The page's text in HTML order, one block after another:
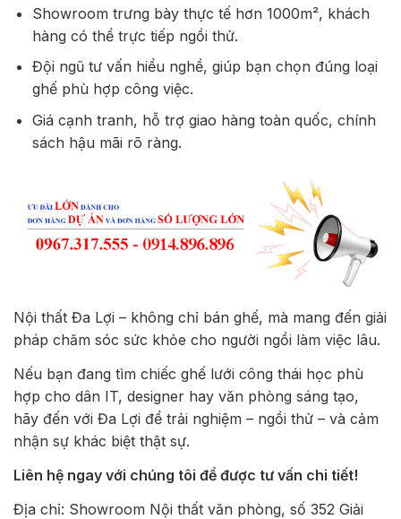
Showroom trưng bày thực tế hơn 1000m², khách
hàng có thể trực tiếp ngồi thử.
Đội ngũ tư vấn hiểu nghề, giúp bạn chọn đúng loại
ghế phù hợp công việc.
Giá cạnh tranh, hỗ trợ giao hàng toàn quốc, chính
sách hậu mãi rõ ràng.
Nội thất Đa Lợi – không chỉ bán ghế, mà mang đến giải
pháp chăm sóc sức khỏe cho người ngồi làm việc lâu.
Nếu bạn đang tìm chiếc ghế lưới công thái học phù
hợp cho dân IT, designer hay văn phòng sáng tạo,
hãy đến với Đa Lợi để trải nghiệm – ngồi thử – và cảm
nhận sự khác biệt thật sự.
Liên hệ ngay với chúng tôi để được tư vấn chi tiết!
Địa chỉ: Showroom Nội thất văn phòng, số 352 Giải